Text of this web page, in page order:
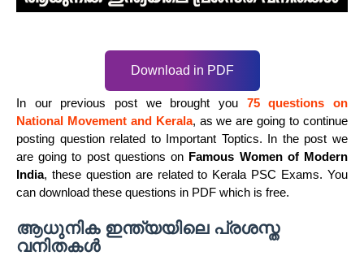
Download in PDF
In our previous post we brought you 75 questions on
National Movement and Kerala, as we are going to continue
posting question related to Important Toptics. In the post we
are going to post questions on Famous Women of Modern
India, these question are related to Kerala PSC Exams. You
can download these questions in PDF which is free.
ആധുനിക ഇന്ത്യയിലെ പ്രശസ്ത
വനിതകൾ